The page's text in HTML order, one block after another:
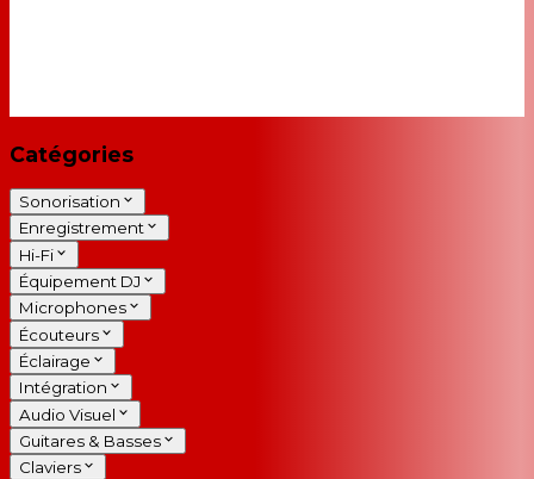
Catégories
Sonorisation
Enregistrement
Hi-Fi
Équipement DJ
Microphones
Écouteurs
Éclairage
Intégration
Audio Visuel
Guitares & Basses
Claviers